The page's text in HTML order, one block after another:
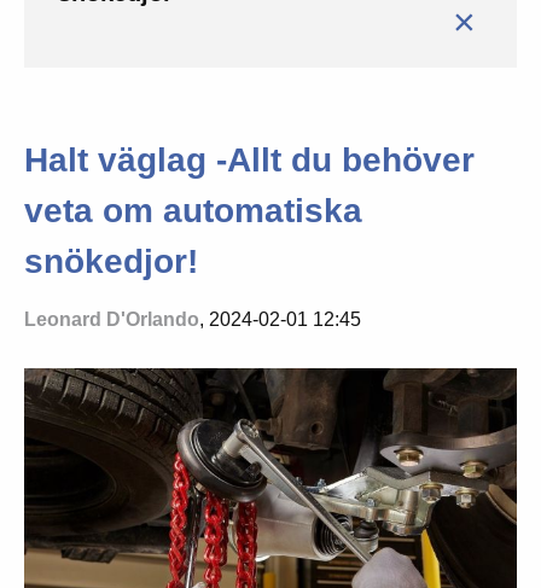
×
Halt väglag -Allt du behöver
veta om automatiska
snökedjor!
Leonard D'Orlando, 2024-02-01 12:45